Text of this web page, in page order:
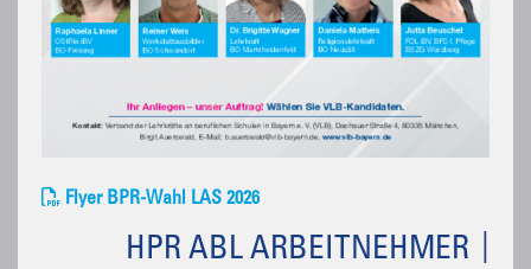
Flyer BPR-Wahl LAS 2026
HPR ABL ARBEITNEHMER